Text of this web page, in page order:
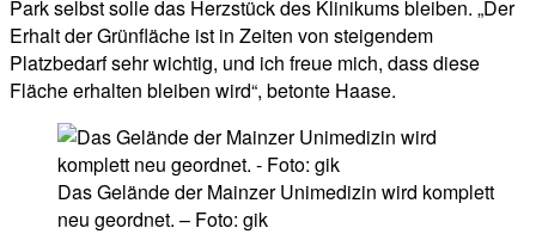
Park selbst solle das Herzstück des Klinikums bleiben. „Der
Erhalt der Grünfläche ist in Zeiten von steigendem
Platzbedarf sehr wichtig, und ich freue mich, dass diese
Fläche erhalten bleiben wird“, betonte Haase.
Das Gelände der Mainzer Unimedizin wird komplett
neu geordnet. – Foto: gik